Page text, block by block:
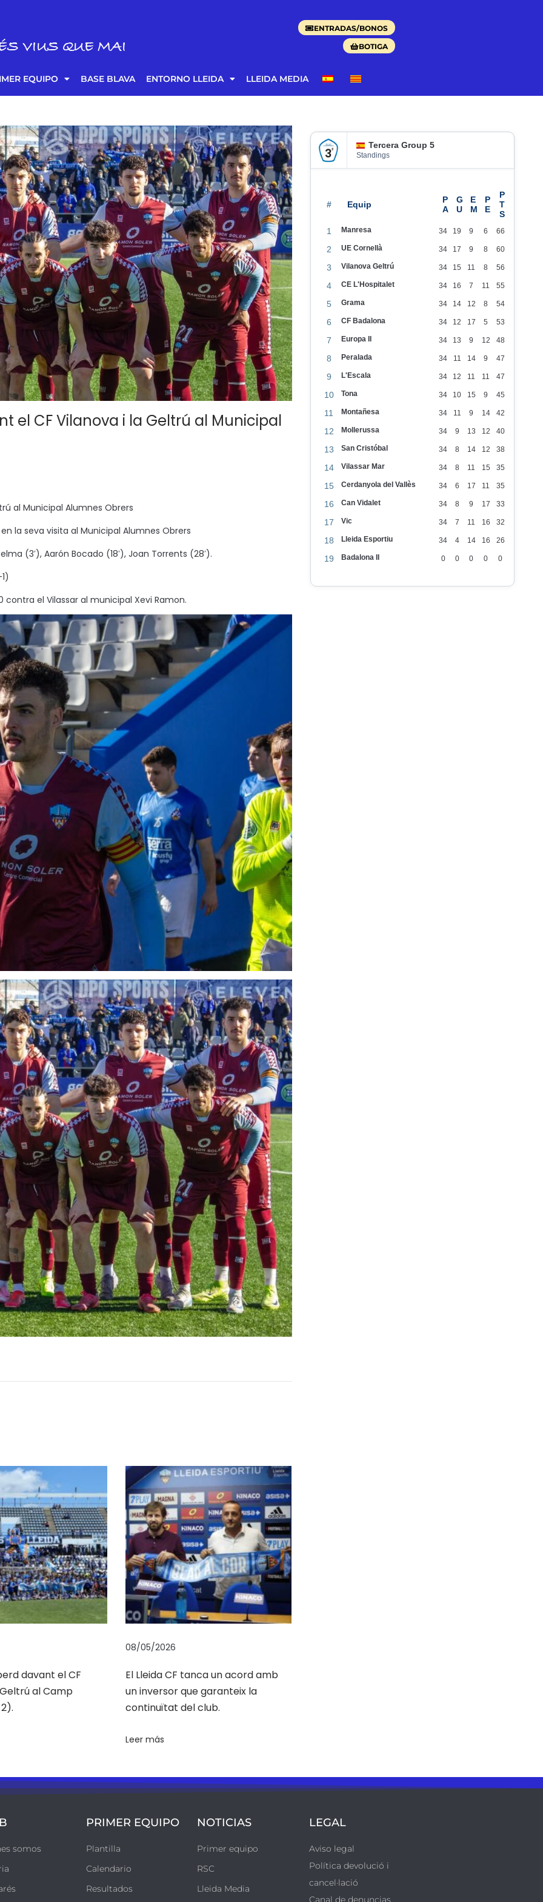
VIUS QUE MAI
EQUIPO BASE BLAVA ENTORNO LLEIDA LLEIDA MEDIA
ENTRADAS/BONOS
BOTIGA
el CF Vilanova i la Geltrú al Municipal
al Municipal Alumnes Obrers
la seva visita al Municipal Alumnes Obrers
(3′), Aarón Bocado (18′), Joan Torrents (28′).
el Vilassar al municipal Xevi Ramon.
davant el CF
al Camp
08/05/2026
El Lleida CF tanca un acord amb
un inversor que garanteix la
continuïtat del club.
Leer más
Tercera Group 5
Standings
#
1 Manresa 34 19 9 6 66
2 UE Cornellà 34 17 9 8 60
3 Vilanova Geltrú 34 15 11 8 56
4 CE L'Hospitalet 34 16 7 11 55
5 Grama 34 14 12 8 54
6 CF Badalona 34 12 17 5 53
7 Europa II 34 13 9 12 48
8 Peralada 34 11 14 9 47
9 L'Escala 34 12 11 11 47
10 Tona 34 10 15 9 45
11 Montañesa 34 11 9 14 42
12 Mollerussa 34 9 13 12 40
13 San Cristóbal 34 8 14 12 38
14 Vilassar Mar 34 8 11 15 35
15 Cerdanyola del Vallès 34 6 17 11 35
16 Can Vidalet 34 8 9 17 33
17 Vic 34 7 11 16 32
18 Lleida Esportiu 34 4 14 16 26
19 Badalona II 0 0 0 0 0
somos
PRIMER EQUIPO
Plantilla
Calendario
Resultados
NOTICIAS
Primer equipo
RSC
Lleida Media
LEGAL
Aviso legal
Política devolució i
cancel·lació
Canal de denuncias